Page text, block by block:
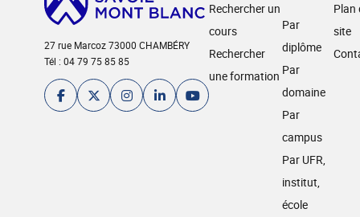
27 rue Marcoz 73000 CHAMBÉRY
Tél : 04 79 75 85 85
Rechercher un
cours
Rechercher
une formation
Par
diplôme
Par
domaine
Par
campus
Par UFR,
institut,
école
Plan
site